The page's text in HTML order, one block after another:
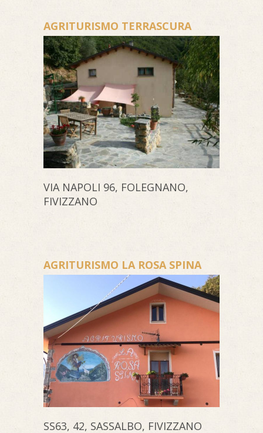
AGRITURISMO TERRASCURA
VIA NAPOLI 96, FOLEGNANO,
FIVIZZANO
AGRITURISMO LA ROSA SPINA
SS63, 42, SASSALBO, FIVIZZANO